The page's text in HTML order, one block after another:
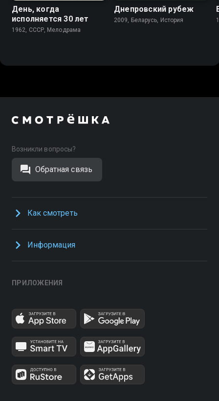
День, когда
исполняется 30 лет
1962, СССР, Мелодрама
Днепровский рубеж
2009, Беларусь, История
Возникли вопросы?
Обратная связь
Как смотреть
Информация
ПРИЛОЖЕНИЯ